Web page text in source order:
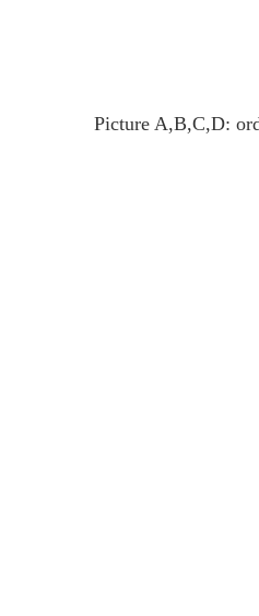
Picture A,B,C,D: